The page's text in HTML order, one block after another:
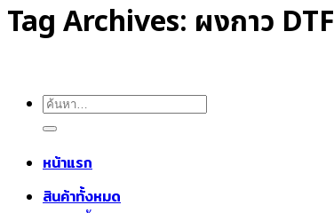
ค้นหา:
หน้าแรก
สินค้าทั้งหมด
Tag Archives: ผงกาว DTF